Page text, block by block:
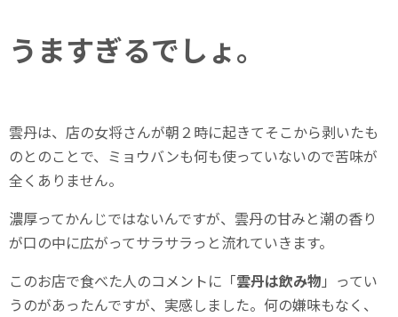
うますぎるでしょ。
雲丹は、店の女将さんが朝２時に起きてそこから剥いたも
のとのことで、ミョウバンも何も使っていないので苦味が
全くありません。
濃厚ってかんじではないんですが、雲丹の甘みと潮の香り
が口の中に広がってサラサラっと流れていきます。
このお店で食べた人のコメントに「雲丹は飲み物 」ってい
うのがあったんですが、実感しました。何の嫌味もなく、